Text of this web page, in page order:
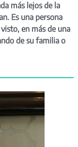
más lejos de la
Es una persona
en más de una
de su familia o